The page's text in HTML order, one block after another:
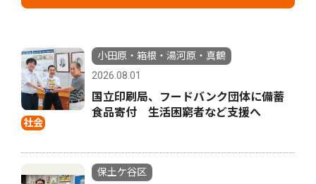
社会
小田原・箱根・湯河原・真鶴
2026.08.01
国立印刷局、フードバンク団体に備蓄
食品寄付 生活困窮者など支援へ
保土ケ谷区